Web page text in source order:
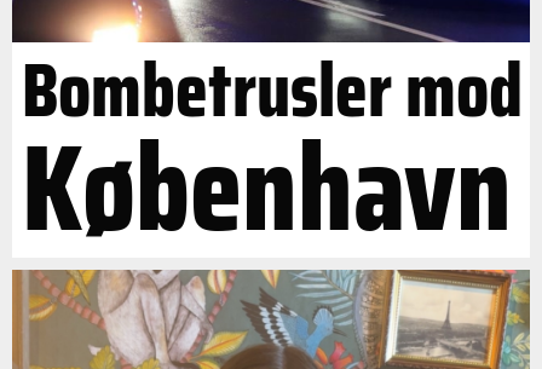
Bombetrusler mod
København